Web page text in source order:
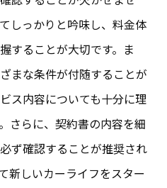
しっかりと吟味し、料金体
することが大切です。ま
まな条件が付随することが
ス内容についても十分に理
さらに、契約書の内容を細
ず確認することが推奨され
新しいカーライフをスター